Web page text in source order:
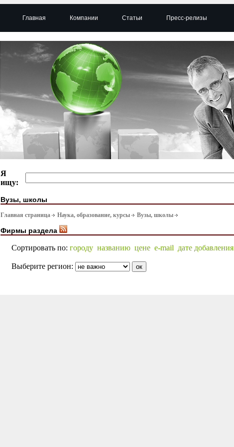
Главная Компании Статьи Пресс-релизы
Я
ищу:
Вузы, школы
Главная страница Наука, образование, курсы Вузы, школы
Фирмы раздела
Сортировать по: городу названию цене e-mail дате добавления
Выберите регион: